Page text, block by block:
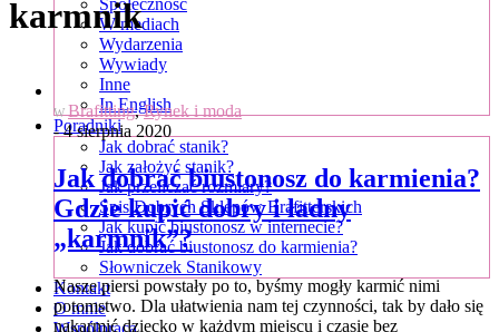
W mediach
Wydarzenia
Wywiady
Inne
In English
Poradniki
Jak dobrać stanik?
Jak założyć stanik?
Jak przeliczać rozmiary?
Spis Dobrych Sklepów Brafitterskich
Jak kupić biustonosz w internecie?
Jak dobrać biustonosz do karmienia?
Słowniczek Stanikowy
Kontakt
O mnie
Współpraca
karmnik
W Brafitting,Rynek i moda
- 4 sierpnia 2020
Jak dobrać biustonosz do karmienia?
Gdzie kupić dobry i ładny
„karmnik”?
Nasze piersi powstały po to, byśmy mogły karmić nimi
potomstwo. Dla ułatwienia nam tej czynności, tak by dało się
nakarmić dziecko w każdym miejscu i czasie bez